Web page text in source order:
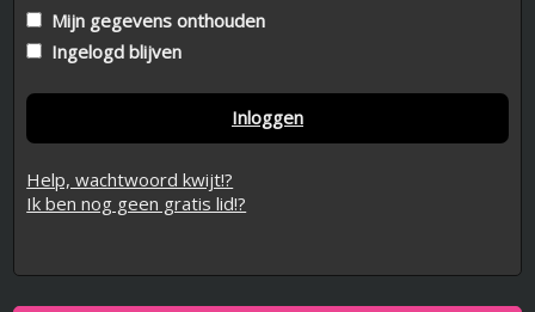
Mijn gegevens onthouden
Ingelogd blijven
Inloggen
Help, wachtwoord kwijt!?
Ik ben nog geen gratis lid!?